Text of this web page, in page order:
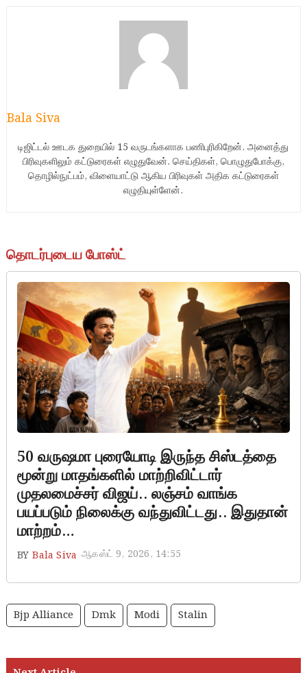
Bala Siva
டிஜிட்டல் ஊடக துறையில் 15 வருடங்களாக பணிபுரிகிறேன். அனைத்து
பிரிவுகளிலும் கட்டுரைகள் எழுதுவேன். செய்திகள், பொழுதுபோக்கு,
தொழில்நுட்பம், விளையாட்டு ஆகிய பிரிவுகள் அதிக கட்டுரைகள்
எழுதியுள்ளேன்.
தொடர்புடைய போஸ்ட்
50 வருஷமா புரையோடி இருந்த சிஸ்டத்தை
மூன்று மாதங்களில் மாற்றிவிட்டார்
முதலமைச்சர் விஜய்.. லஞ்சம் வாங்க
பயப்படும் நிலைக்கு வந்துவிட்டது.. இதுதான்
மாற்றம்…
BY Bala Siva ஆகஸ்ட் 9, 2026, 14:55
Bjp Alliance Dmk Modi Stalin